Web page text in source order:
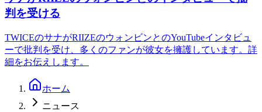
判を受ける
TWICEのサナがRIIZEのウォンビンとのYouTubeインタビュ
ーで批判を受け、多くのファンが彼女を擁護しています。詳
細をお伝えします。
ホーム
ニュース